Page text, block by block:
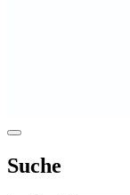
Suche